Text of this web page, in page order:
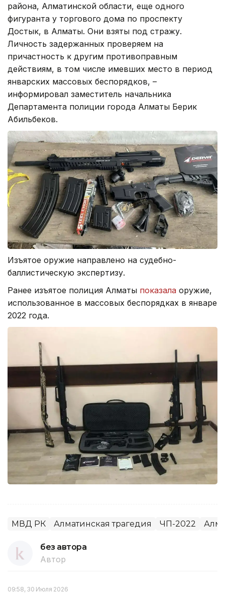
района, Алматинской области, еще одного
фигуранта у торгового дома по проспекту
Достык, в Алматы. Они взяты под стражу.
Личность задержанных проверяем на
причастность к другим противоправным
действиям, в том числе имевших место в период
январских массовых беспорядков, –
информировал заместитель начальника
Департамента полиции города Алматы Берик
Абильбеков.
Изъятое оружие направлено на судебно-
баллистическую экспертизу.
Ранее изъятое полиция Алматы показала оружие,
использованное в массовых беспорядках в январе
2022 года.
МВД РК Алматинская трагедия ЧП-2022
без автора
Автор
09:58, 30 Июля 2026